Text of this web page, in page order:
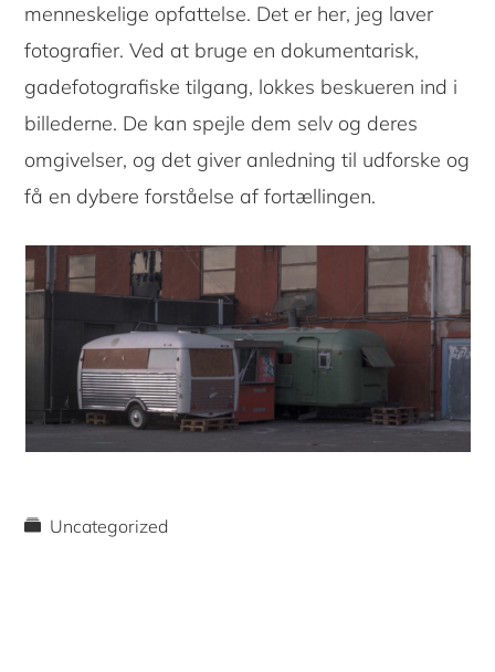
menneskelige opfattelse. Det er her, jeg laver
fotografier. Ved at bruge en dokumentarisk,
gadefotografiske tilgang, lokkes beskueren ind i
billederne. De kan spejle dem selv og deres
omgivelser, og det giver anledning til udforske og
få en dybere forståelse af fortællingen.
Uncategorized